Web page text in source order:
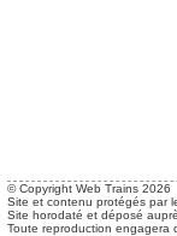
© Copyright Web Trains 2026
Site et contenu protégés par
Site horodaté et déposé
Toute reproduction engagera